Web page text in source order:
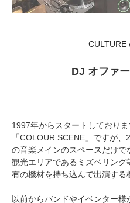
CULTURE
DJ オファ
1997年からスタートしており
「COLOUR SCENE」ですが
の音楽メインのスペースだけ
観光エリアであるミズベリン
有の機材を持ち込んで出演する
以前からバンドやイベンター